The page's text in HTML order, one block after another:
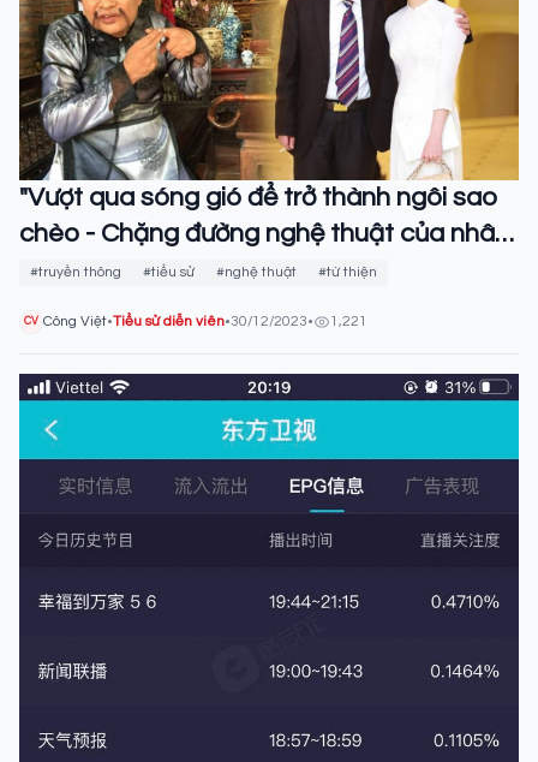
"Vượt qua sóng gió để trở thành ngôi sao
chèo - Chặng đường nghệ thuật của nhân
vật Quốc Anh"
#truyền thông #tiểu sử #nghệ thuật #từ thiện
CV Công Việt•Tiểu sử diễn viên•30/12/2023• 1,221